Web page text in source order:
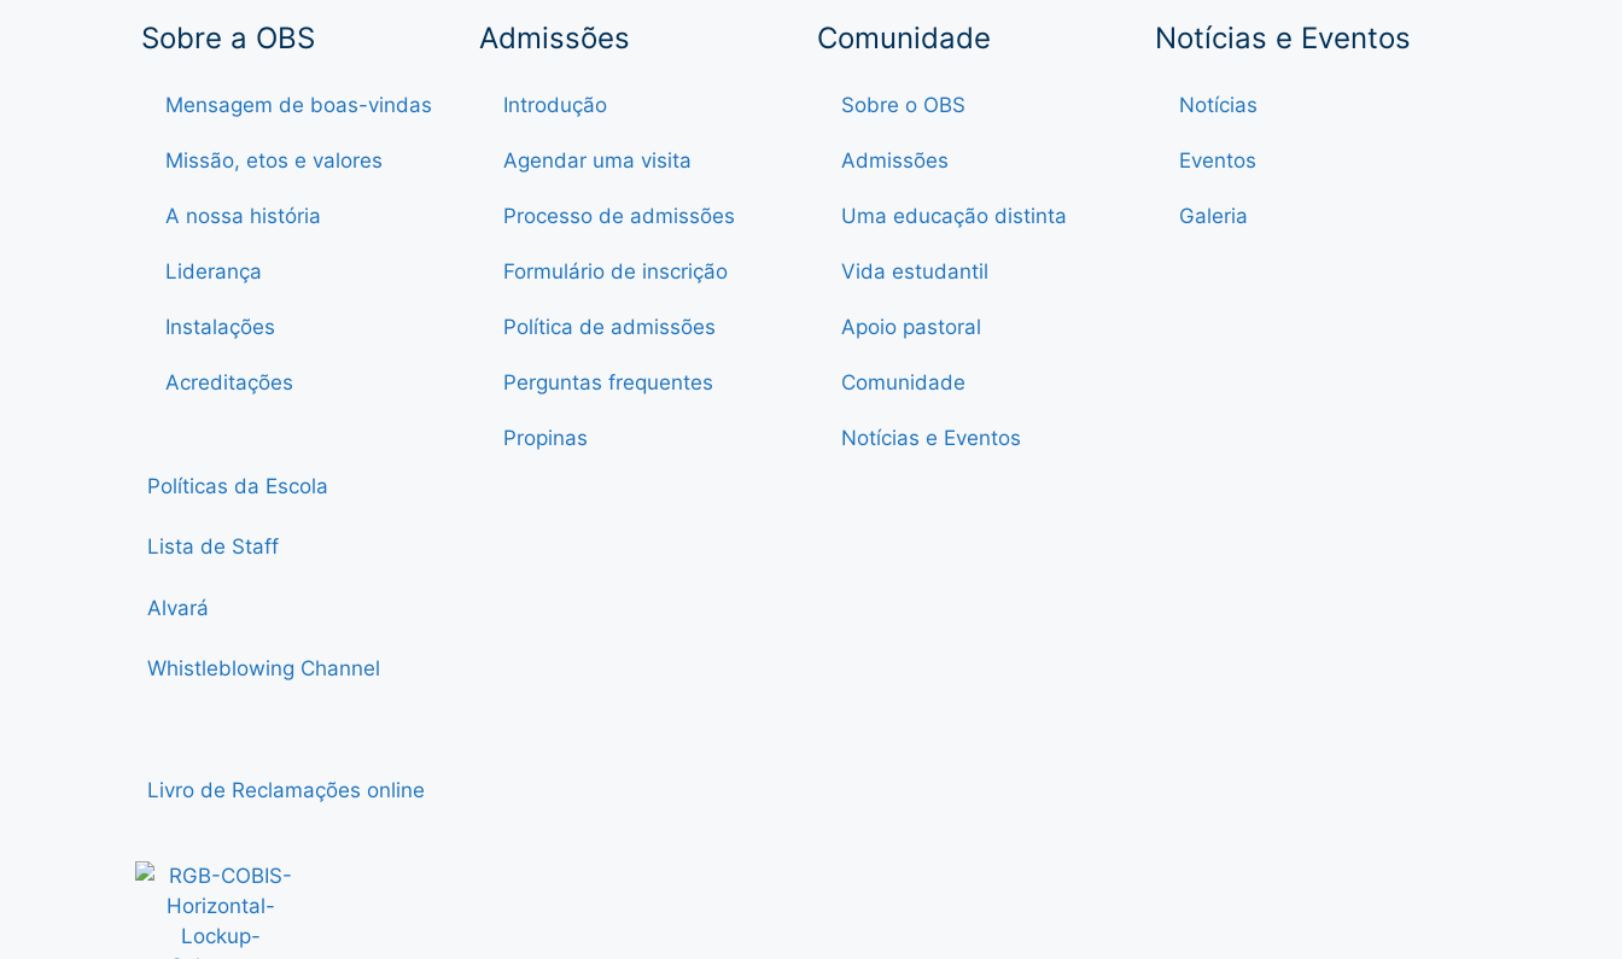
Sobre a OBS
Mensagem de boas-vindas
Missão, etos e valores
A nossa história
Liderança
Instalações
Acreditações
Admissões
Introdução
Agendar uma visita
Processo de admissões
Formulário de inscrição
Política de admissões
Perguntas frequentes
Propinas
Comunidade
Sobre o OBS
Admissões
Uma educação distinta
Vida estudantil
Apoio pastoral
Comunidade
Notícias e Eventos
Notícias e Eventos
Notícias
Eventos
Galeria
Políticas da Escola
Lista de Staff
Alvará
Whistleblowing Channel
Livro de Reclamações online